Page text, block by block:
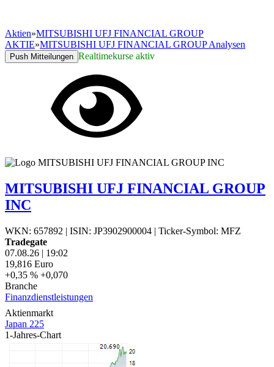
Aktien»MITSUBISHI UFJ FINANCIAL GROUP
AKTIE»MITSUBISHI UFJ FINANCIAL GROUP Analysen
Push Mitteilungen Realtimekurse aktiv
MITSUBISHI UFJ FINANCIAL GROUP
INC
WKN: 657892 | ISIN: JP3902900004 | Ticker-Symbol: MFZ
Tradegate
07.08.26 | 19:02
19,816 Euro
+0,35 % +0,070
Branche
Finanzdienstleistungen
Aktienmarkt
Japan 225
1-Jahres-Chart